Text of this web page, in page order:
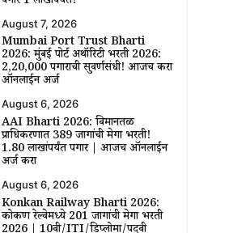
August 7, 2026
Mumbai Port Trust Bharti
2026: मुंबई पोर्ट अथॉरिटी भरती 2026:
₹2,20,000 पगाराची सुवर्णसंधी! आजच करा
ऑनलाईन अर्ज
August 6, 2026
AAI Bharti 2026: विमानतळ
प्राधिकरणात 389 जागांची मेगा भरती!
₹1.80 लाखांपर्यंत पगार | आजच ऑनलाईन
अर्ज करा
August 6, 2026
Konkan Railway Bharti 2026:
कोकण रेल्वेमध्ये 201 जागांची मेगा भरती